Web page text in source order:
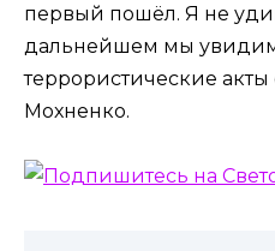
первый пошёл. Я не
дальнейшем мы
террористические акты
Мохненко.